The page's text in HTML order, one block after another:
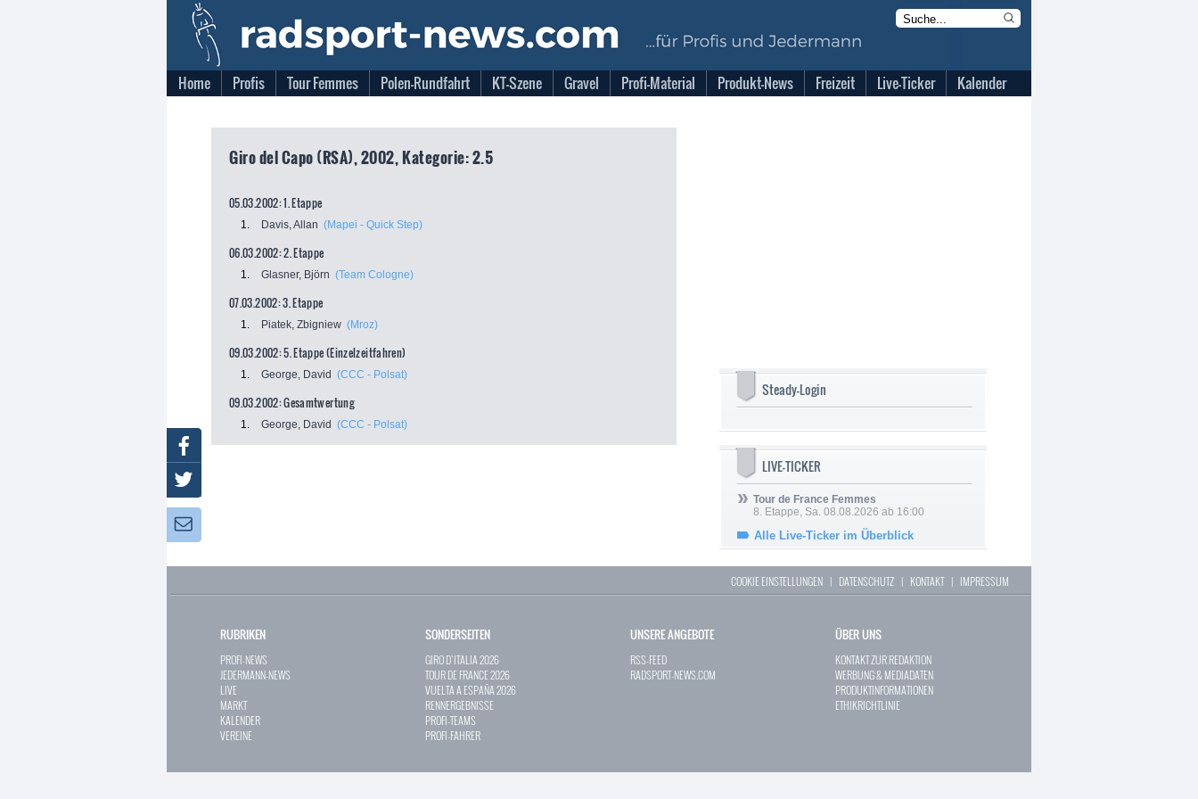
Home Profis Tour Femmes Polen-Rundfahrt KT-Szene Gravel Profi-Material Produkt-News Freizeit Live-Ticker Kalender
Giro del Capo (RSA), 2002, Kategorie: 2.5
05.03.2002: 1. Etappe
1. Davis, Allan (Mapei - Quick Step)
06.03.2002: 2. Etappe
1. Glasner, Björn (Team Cologne)
07.03.2002: 3. Etappe
1. Piatek, Zbigniew (Mroz)
09.03.2002: 5. Etappe (Einzelzeitfahren)
1. George, David (CCC - Polsat)
09.03.2002: Gesamtwertung
1. George, David (CCC - Polsat)
Steady-Login
LIVE-TICKER
Tour de France Femmes
8. Etappe, Sa. 08.08.2026 ab 16:00
Alle Live-Ticker im Überblick
Facebook
COOKIE EINSTELLUNGEN | DATENSCHUTZ | KONTAKT| IMPRESSUM
RUBRIKEN
PROFI-NEWS
JEDERMANN-NEWS
LIVE
MARKT
KALENDER
VEREINE
SONDERSEITEN
GIRO D`ITALIA 2026
TOUR DE FRANCE 2026
VUELTA A ESPAÑA 2026
RENNERGEBNISSE
PROFI-TEAMS
PROFI-FAHRER
UNSERE ANGEBOTE
RSS-FEED
RADSPORT-NEWS.COM
ÜBER UNS
KONTAKT ZUR REDAKTION
WERBUNG & MEDIADATEN
PRODUKTINFORMATIONEN
ETHIKRICHTLINIE